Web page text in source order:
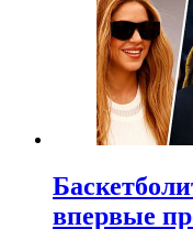
впервые